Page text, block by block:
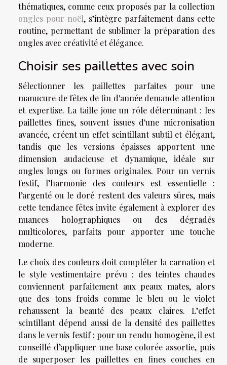
thématiques, comme ceux proposés par la collection
ongles pour noël, s’intègre parfaitement dans cette
routine, permettant de sublimer la préparation des
ongles avec créativité et élégance.
Choisir ses paillettes avec soin
Sélectionner les paillettes parfaites pour une
manucure de fêtes de fin d'année demande attention
et expertise. La taille joue un rôle déterminant : les
paillettes fines, souvent issues d'une micronisation
avancée, créent un effet scintillant subtil et élégant,
tandis que les versions épaisses apportent une
dimension audacieuse et dynamique, idéale sur
ongles longs ou formes originales. Pour un vernis
festif, l’harmonie des couleurs est essentielle :
l’argenté ou le doré restent des valeurs sûres, mais
cette tendance fêtes invite également à explorer des
nuances holographiques ou des dégradés
multicolores, parfaits pour apporter une touche
moderne.
Le choix des couleurs doit compléter la carnation et
le style vestimentaire prévu : des teintes chaudes
conviennent parfaitement aux peaux mates, alors
que des tons froids comme le bleu ou le violet
rehaussent la beauté des peaux claires. L’effet
scintillant dépend aussi de la densité des paillettes
dans le vernis festif : pour un rendu homogène, il est
conseillé d’appliquer une base colorée assortie, puis
de superposer les paillettes en fines couches en